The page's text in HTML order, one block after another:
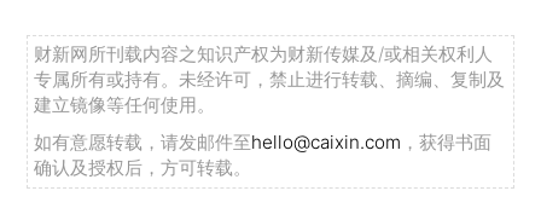
财新网所刊载内容之知识产权为财新传媒及/或相关权利人
专属所有或持有。未经许可，禁止进行转载、摘编、复制及
建立镜像等任何使用。
如有意愿转载，请发邮件至hello@caixin.com ，获得书面
确认及授权后，方可转载。